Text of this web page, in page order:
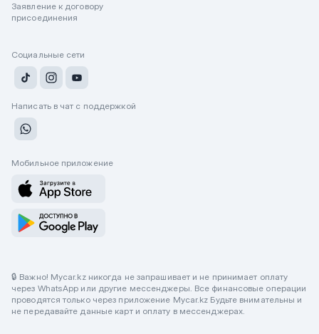
Заявление к договору
присоединения
Социальные сети
Написать в чат с поддержкой
Мобильное приложение
🔒 Важно! Mycar.kz никогда не запрашивает и не принимает оплату
через WhatsApp или другие мессенджеры. Все финансовые операции
проводятся только через приложение Mycar.kz Будьте внимательны и
не передавайте данные карт и оплату в мессенджерах.